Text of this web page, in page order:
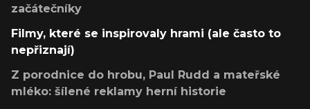
začátečníky
Filmy, které se inspirovaly hrami (ale často to
nepřiznají)
Z porodnice do hrobu, Paul Rudd a mateřské
mléko: šílené reklamy herní historie